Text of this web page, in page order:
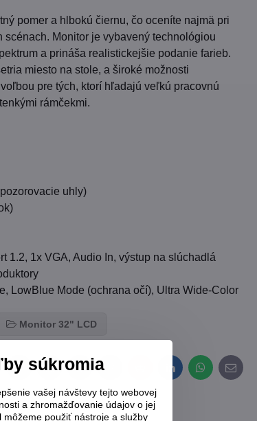
pomer a hlbokú čiernu, čo oceníte najmä pri
Monitor je vybavený technológiou
a prináša realistickejšie podanie farieb.
miesto na stole, a široké možnosti
pre tých, ktorí hľadajú veľkú pracovnú
rámčekmi.
uhly)
1.2, 1x VGA, Audio In, výstup na slúchadlá
LowBlue Mode (ochrana očí), Ultra Wide-Color
Monitor 32" LCD
Facebook
TwitterBluesky LinkedInWhatsApp
E-
mail
súkromia
vašej návštevy tejto webovej
a zhromažďovanie údajov o jej
použiť nástroje a služby